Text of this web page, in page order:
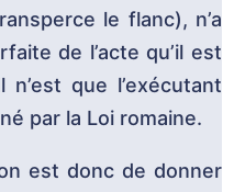
le flanc), n’a
de l’acte qu’il est
que l’exécutant
par la Loi romaine.
est donc de donner